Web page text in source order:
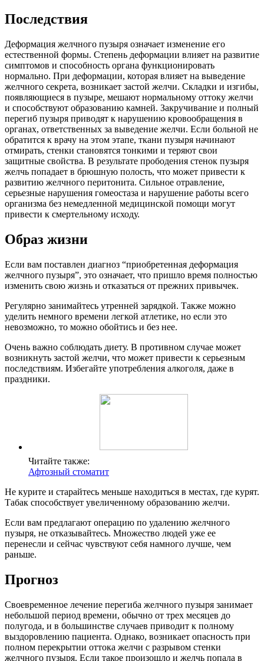
Последствия
Деформация желчного пузыря означает изменение его
естественной формы. Степень деформации влияет на развитие
симптомов и способность органа функционировать
нормально. При деформации, которая влияет на выведение
желчного секрета, возникает застой желчи. Складки и изгибы,
появляющиеся в пузыре, мешают нормальному оттоку желчи
и способствуют образованию камней. Закручивание и полный
перегиб пузыря приводят к нарушению кровообращения в
органах, ответственных за выведение желчи. Если больной не
обратится к врачу на этом этапе, ткани пузыря начинают
отмирать, стенки становятся тонкими и теряют свои
защитные свойства. В результате прободения стенок пузыря
желчь попадает в брюшную полость, что может привести к
развитию желчного перитонита. Сильное отравление,
серьезные нарушения гомеостаза и нарушение работы всего
организма без немедленной медицинской помощи могут
привести к смертельному исходу.
Образ жизни
Если вам поставлен диагноз “приобретенная деформация
желчного пузыря”, это означает, что пришло время полностью
изменить свою жизнь и отказаться от прежних привычек.
Регулярно занимайтесь утренней зарядкой. Также можно
уделить немного времени легкой атлетике, но если это
невозможно, то можно обойтись и без нее.
Очень важно соблюдать диету. В противном случае может
возникнуть застой желчи, что может привести к серьезным
последствиям. Избегайте употребления алкоголя, даже в
праздники.
Читайте также:
Афтозный стоматит
Не курите и старайтесь меньше находиться в местах, где курят.
Табак способствует увеличенному образованию желчи.
Если вам предлагают операцию по удалению желчного
пузыря, не отказывайтесь. Множество людей уже ее
перенесли и сейчас чувствуют себя намного лучше, чем
раньше.
Прогноз
Своевременное лечение перегиба желчного пузыря занимает
небольшой период времени, обычно от трех месяцев до
полугода, и в большинстве случаев приводит к полному
выздоровлению пациента. Однако, возникает опасность при
полном перекрытии оттока желчи с разрывом стенки
желчного пузыря. Если такое произошло и желчь попала в